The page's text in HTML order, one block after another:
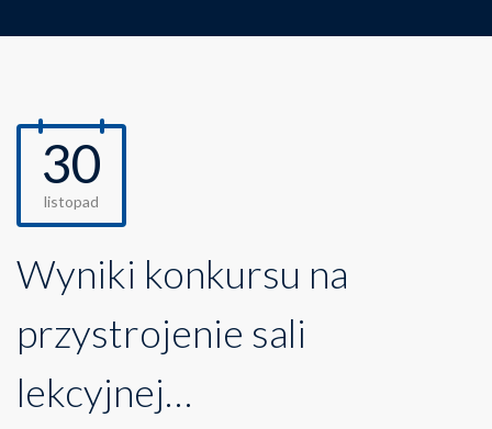
30
listopad
Wyniki konkursu na
przystrojenie sali
lekcyjnej…